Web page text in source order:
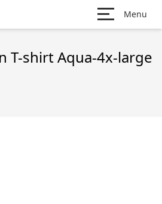
Menu
T-shirt Aqua-4x-large